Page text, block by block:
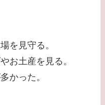
を見守る。
お土産を見る。
かった。